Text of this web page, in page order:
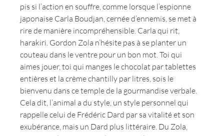
pis si l’action en souffre, comme lorsque l’espionne
japonaise Carla Boudjan, cernée d’ennemis, se met à
rire de manière incompréhensible. Carla qui rit,
harakiri. Gordon Zola n’hésite pas à se planter un
couteau dans le ventre pour un bon mot. Toi qui
aimes jouer, toi qui manges le chocolat par tablettes
entières et la crème chantilly par litres, sois le
bienvenu dans ce temple de la gourmandise verbale.
Cela dit, l’animal a du style, un style personnel qui
rappelle celui de Frédéric Dard par sa vitalité et son
exubérance, mais un Dard plus littéraire. Du Zola,